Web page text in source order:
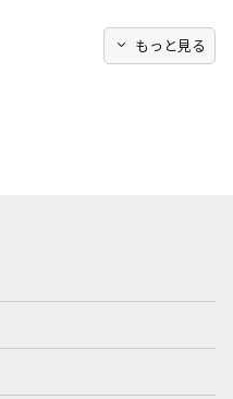
expand_more もっと見る